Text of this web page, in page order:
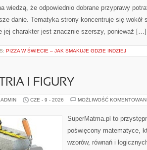
wiedzą, że odpowiednio dobrane przyprawy
danie. Tematyka strony koncentruje się wokół
jej charakter jest znacznie szerszy, ponieważ […]
PIZZA W ŚWIECIE – JAK SMAKUJE GDZIE INDZIEJ
I FIGURY
CZE - 9 - 2026 MOŻLIWOŚĆ
SuperMatma.pl to
poświęcony matematyce,
wzorów, równań i